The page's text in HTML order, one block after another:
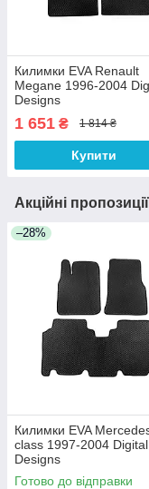
Килимки EVA Renault
Megane 1996-2004
Designs
1 651 ₴ 1 814 ₴
Купити
Акційні
–28%
Килимки EVA
сlass 1997-2004 Digital
Designs
Готово до відправки